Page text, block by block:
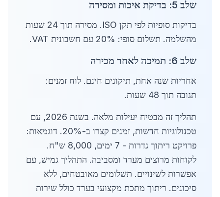
שלב 5: בדיקת איכות ומסירה
בדיקות סופיות לפי תקן ISO. מסירה תוך 24 שעות
מהשלמה. תשלום סופי: 20% עם חשבונית VAT.
שלב 6: תמיכה לאחר מכירה
אחריות שנה אחת, תיקונים חינם. לוח זמנים:
תגובה תוך 48 שעות.
תהליך זה מבטיח יעילות מלאה. בשנת 2026, עם
טכנולוגיות חדשות, זמנים קצרו ב-20%. דוגמאות:
פרויקט ריתוך גדרות - 7 ימים, 8,000 ש"ח.
לקוחות מרוצים מערד ומסביבה. התהליך גמיש, עם
אפשרות לשינויים. תשלומים מאובטחים, ללא
סיכונים. ריתוך מתכת מקצועי בערד כולל שירות